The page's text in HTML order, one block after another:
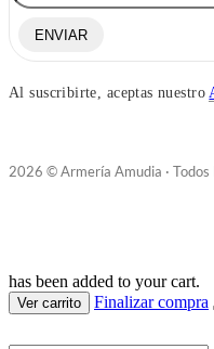
ENVIAR
Al suscribirte, aceptas nuestro
2026 © Armería Amudia · Todos
has been added to your cart.
Ver carrito Finalizar compra